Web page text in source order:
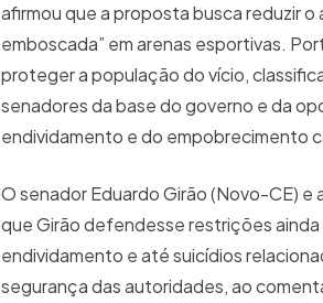
afirmou que a proposta busca reduzir
emboscada” em arenas esportivas.
proteger a população do vício,
senadores da base do governo e da
endividamento e do empobrecimento
O senador Eduardo Girão (Novo-CE) e
que Girão defendesse restrições
endividamento e até suicídios
segurança das autoridades, ao